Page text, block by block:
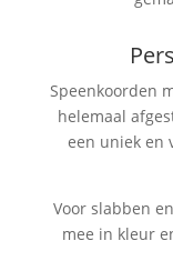
Speenkoorden
helemaal
een uniek en
Voor slabben
mee in kleur